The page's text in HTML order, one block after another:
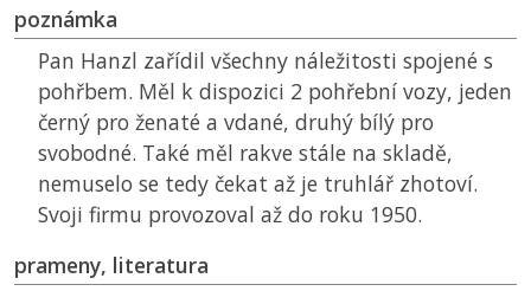
poznámka
Pan Hanzl zařídil všechny náležitosti spojené s
pohřbem. Měl k dispozici 2 pohřební vozy, jeden
černý pro ženaté a vdané, druhý bílý pro
svobodné. Také měl rakve stále na skladě,
nemuselo se tedy čekat až je truhlář zhotoví.
Svoji firmu provozoval až do roku 1950.
prameny, literatura